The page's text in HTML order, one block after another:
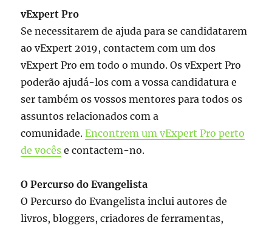
vExpert Pro
Se necessitarem de ajuda para se candidatarem
ao vExpert 2019, contactem com um dos
vExpert Pro em todo o mundo. Os vExpert Pro
poderão ajudá-los com a vossa candidatura e
ser também os vossos mentores para todos os
assuntos relacionados com a
comunidade.Encontrem umvExpert Pro perto
de vocês e contactem-no.
O Percurso do Evangelista
O Percurso do Evangelista inclui autores de
livros, bloggers, criadores de ferramentas,